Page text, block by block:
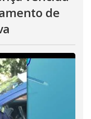
de